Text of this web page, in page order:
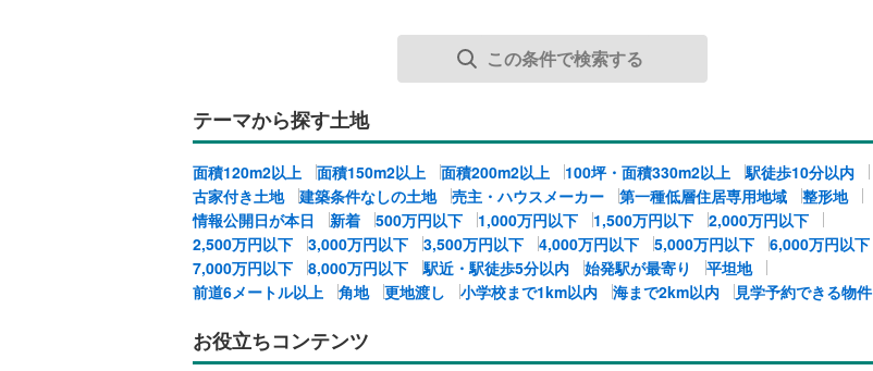
テーマから探す土地
面積120m2以上 面積150m2以上 面積200m2以上 100坪・面積330m2以上
駅徒歩10分以内
古家付き土地
建築条件なしの土地 売主・ハウスメーカー 第一種低層住居専用地域
整形地
情報公開日が本日
新着 500万円以下 1,000万円以下 1,500万円以下
2,000万円以下
2,500万円以下
3,000万円以下 3,500万円以下 4,000万円以下 5,000万円以下
6,000万円以下
7,000万円以下
8,000万円以下 駅近・駅徒歩5分以内 始発駅が最寄り
平坦地
前道6メートル以上
角地 更地渡し 小学校まで1km以内 海まで2km以内 見学予約できる物件
お役立ちコンテンツ